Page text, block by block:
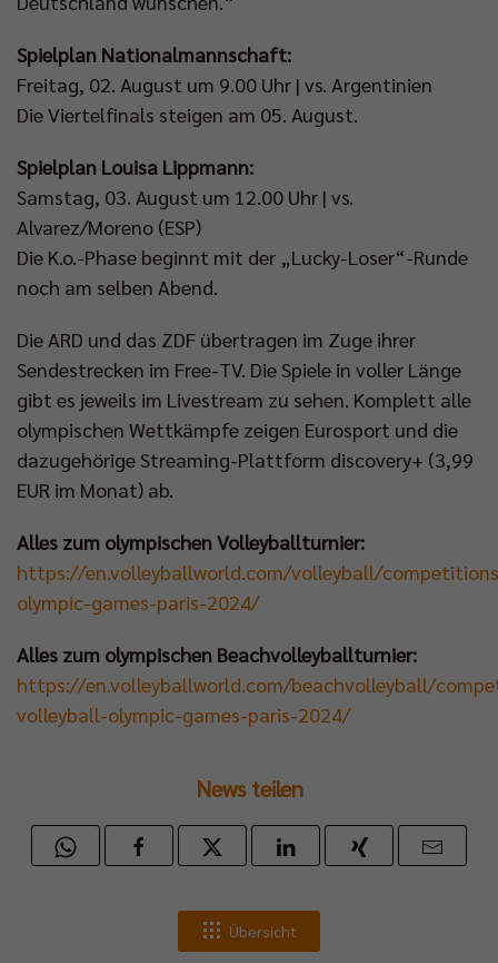
Spielplan Nationalmannschaft:
Freitag, 02. August um 9.00 Uhr | vs. Argentinien
Die Viertelfinals steigen am 05. August.
Spielplan Louisa Lippmann:
Samstag, 03. August um 12.00 Uhr | vs.
Alvarez/Moreno (ESP)
Die K.o.-Phase beginnt mit der „Lucky-Loser“-Runde
noch am selben Abend.
Die ARD und das ZDF übertragen im Zuge ihrer
Sendestrecken im Free-TV. Die Spiele in voller Länge
gibt es jeweils im Livestream zu sehen. Komplett alle
olympischen Wettkämpfe zeigen Eurosport und die
dazugehörige Streaming-Plattform discovery+ (3,99
EUR im Monat) ab.
Alles zum olympischen Volleyballturnier:
https://en.volleyballworld.com/volleyball/
olympic-games-paris-2024/
Alles zum olympischen Beachvolleyballturnier:
https://en.volleyballworld.com/beachvolleyball/
volleyball-olympic-games-paris-2024/
News teilen
Übersicht